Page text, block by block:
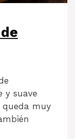
y suave
queda muy